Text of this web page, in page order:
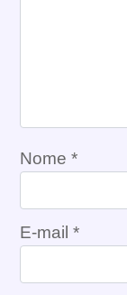
Nome *
E-mail *